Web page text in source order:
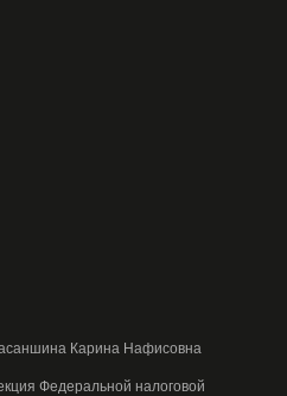
Карина Нафисовна
Федеральной налоговой